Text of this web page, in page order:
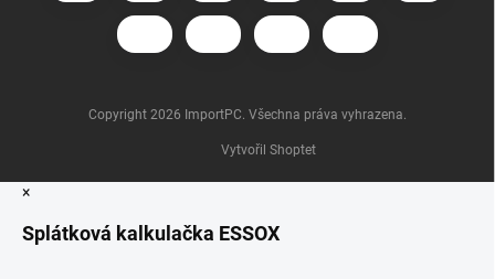
Vytvořil Shoptet
Copyright 2026 ImportPC. Všechna práva vyhrazena.
×
Splátková kalkulačka ESSOX